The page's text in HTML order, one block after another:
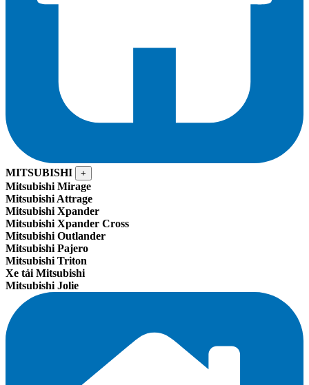
MITSUBISHI +
Mitsubishi Mirage
Mitsubishi Attrage
Mitsubishi Xpander
Mitsubishi Xpander Cross
Mitsubishi Outlander
Mitsubishi Pajero
Mitsubishi Triton
Xe tải Mitsubishi
Mitsubishi Jolie